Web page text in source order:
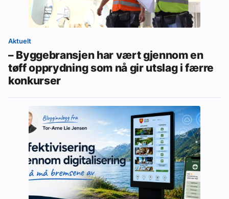
Aktuelt
– Byggebransjen har vært gjennom en
tøff opprydning som nå gir utslag i færre
konkurser